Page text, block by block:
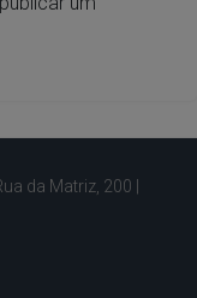
da Matriz, 200 |